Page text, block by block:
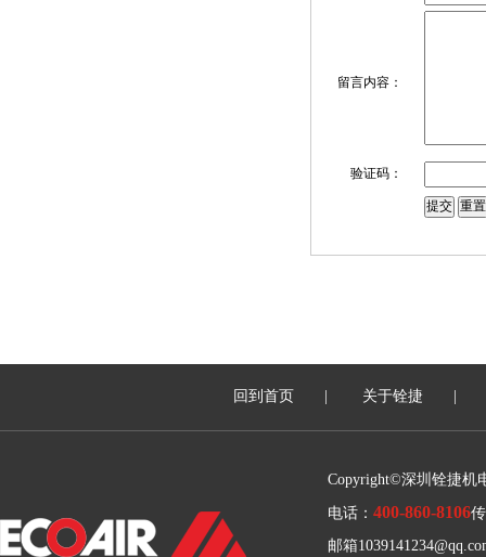
留言内容：
验证码：
回到首页 关于铨捷
Copyright©深圳铨捷机
电话： 400-860-8106
邮箱